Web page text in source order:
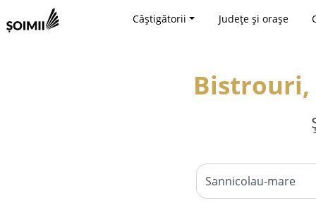
Câștigătorii Județe și orașe
Bistrouri,